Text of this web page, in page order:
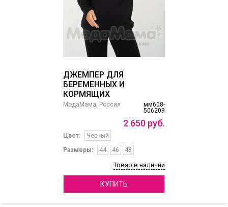
ДЖЕМПЕР ДЛЯ
БЕРЕМЕННЫХ И
КОРМЯЩИХ
мм608-
506209
МодаМама, Россия
2 650 руб.
Цвет:
Черный
Размеры:
44 46 48
Товар в наличии
КУПИТЬ